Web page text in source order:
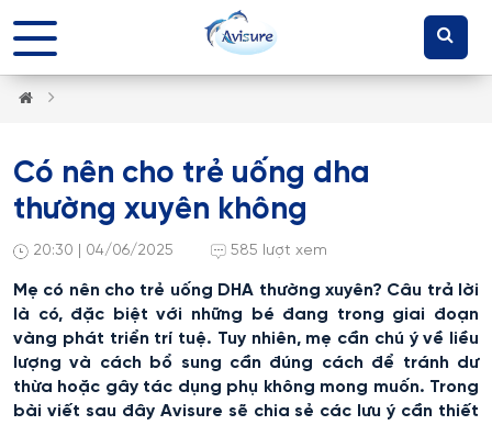
Có nên cho trẻ uống dha
thường xuyên không
20:30 | 04/06/2025 585 lượt xem
Mẹ có nên cho trẻ uống DHA thường xuyên? Câu trả lời
là có, đặc biệt với những bé đang trong giai đoạn
vàng phát triển trí tuệ. Tuy nhiên, mẹ cần chú ý về liều
lượng và cách bổ sung cần đúng cách để tránh dư
thừa hoặc gây tác dụng phụ không mong muốn. Trong
bài viết sau đây Avisure sẽ chia sẻ các lưu ý cần thiết